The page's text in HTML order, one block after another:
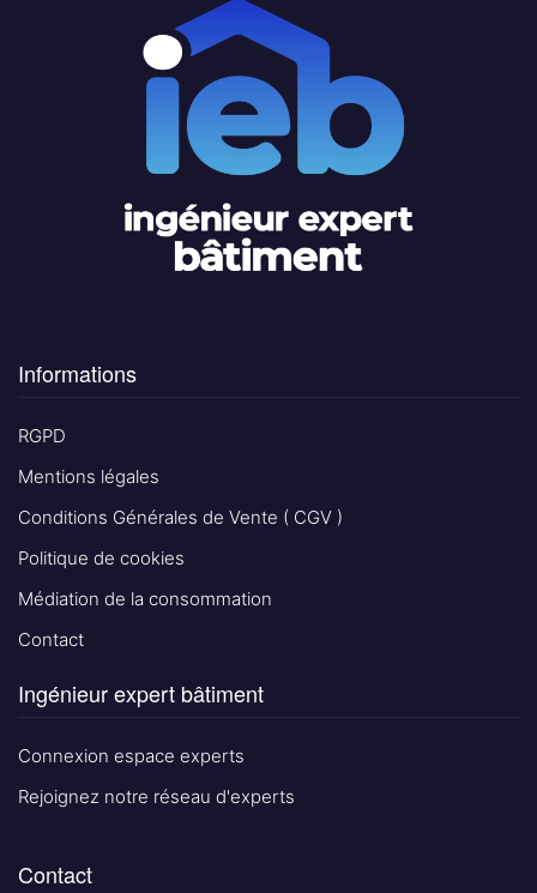
Informations
RGPD
Mentions légales
Conditions Générales de Vente ( CGV )
Politique de cookies
Médiation de la consommation
Contact
Ingénieur expert bâtiment
Connexion espace experts
Rejoignez notre réseau d'experts
Contact